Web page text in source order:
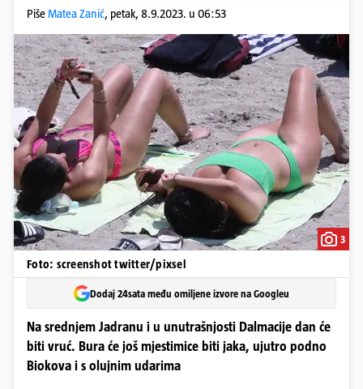
PišeMatea Zanić, petak, 8.9.2023. u 06:53
3
Foto: screenshot twitter/pixsel
Dodaj 24sata među omiljene izvore na Googleu
Na srednjem Jadranu i u unutrašnjosti Dalmacije dan će
biti vruć. Bura će još mjestimice biti jaka, ujutro podno
Biokova i s olujnim udarima